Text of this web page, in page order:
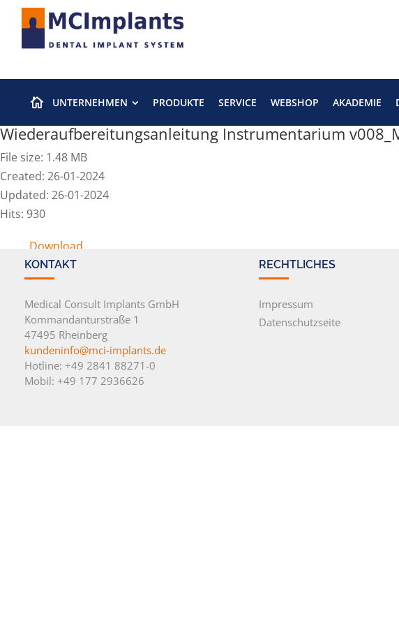
 UNTERNEHMEN PRODUKTE SERVICE WEBSHOP AKADEMIE
Wiederaufbereitungsanleitung Instrumentarium
File size: 1.48 MB
Created: 26-01-2024
Updated: 26-01-2024
Hits: 930
Download
KONTAKT
Medical Consult Implants GmbH
Kommandanturstraße 1
47495 Rheinberg
kundeninfo@mci-implants.de
Hotline: +49 2841 88271-0
Mobil: +49 177 2936626
RECHTLICHES
Impressum
Datenschutzseite